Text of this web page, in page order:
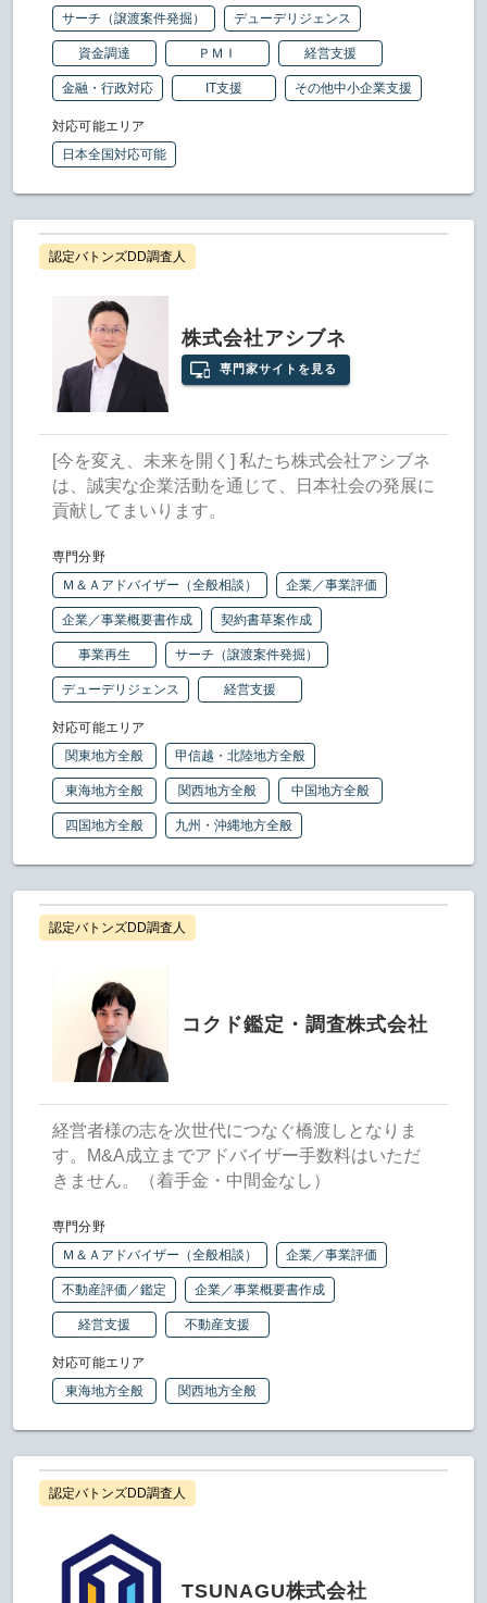
サーチ（譲渡案件発掘） デューデリジェンス
資金調達 ＰＭＩ 経営支援
金融・行政対応 IT支援 その他中小企業支援
対応可能エリア
日本全国対応可能
認定バトンズDD調査人
株式会社アシブネ
専門家サイトを見る
[今を変え、未来を開く] 私たち株式会社アシブネ
は、誠実な企業活動を通じて、日本社会の発展に
貢献してまいります。
専門分野
Ｍ＆Ａアドバイザー（全般相談）
企業／事業評価
企業／事業概要書作成 契約書草案作成
事業再生 サーチ（譲渡案件発掘）
デューデリジェンス 経営支援
対応可能エリア
関東地方全般
甲信越・北陸地方全般
東海地方全般 関西地方全般 中国地方全般
四国地方全般 九州・沖縄地方全般
認定バトンズDD調査人
コクド鑑定・調査株式会社
経営者様の志を次世代につなぐ橋渡しとなりま
す。M&A成立までアドバイザー手数料はいただ
きません。（着手金・中間金なし）
専門分野
Ｍ＆Ａアドバイザー（全般相談）
企業／事業評価
不動産評価／鑑定 企業／事業概要書作成
経営支援 不動産支援
対応可能エリア
東海地方全般
関西地方全般
認定バトンズDD調査人
TSUNAGU株式会社